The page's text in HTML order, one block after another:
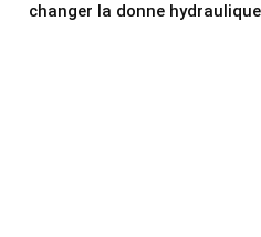
changer la donne hydraulique